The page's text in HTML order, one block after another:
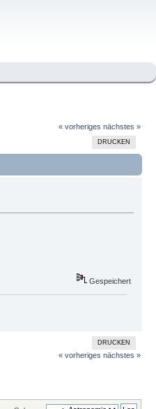
« vorheriges nächstes »
DRUCKEN
Gespeichert
DRUCKEN
« vorheriges nächstes »